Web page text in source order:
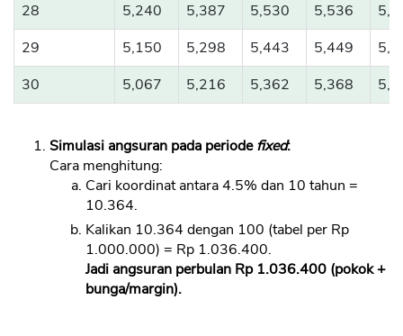
28
5,240 5,387 5,530 5,536
29
5,150 5,298 5,443 5,449
30
5,067 5,216 5,362 5,368
Simulasi angsuran pada periodefixed:
Cara menghitung:
Cari koordinat antara 4.5% dan 10 tahun =
10.364.
Kalikan 10.364 dengan 100 (tabel per Rp
1.000.000) = Rp 1.036.400.
Jadi angsuran perbulan Rp 1.036.400 (pokok +
bunga/margin).
OK
CANCEL